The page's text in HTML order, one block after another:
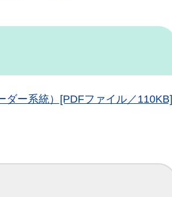
ダー系統）[PDFファイル／110KB]